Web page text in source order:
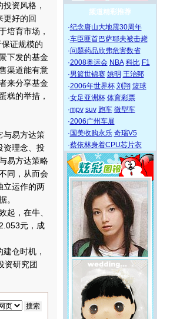
资风格，
更好的回
培育市场，
证规模的
下发的基金
渠道能有意
来分享基金
糕的举措，
易方达策
资理念、投
易方达策略
同，从而会
立运作的两
。
，在牛、
元，成
仓时机，
资研究团
频道精彩推荐
·纪念唐山大地震30周年
·车臣匪首巴萨耶夫被击毙
·问题药品欣弗危害数省
·2008奥运会 NBA 科比 F1
·男篮世锦赛 姚明 王治郅
·2006年世界杯 刘翔 篮球
·女足亚洲杯 体育彩票
·mpv suv 跑车 微型车
·2006广州车展
· 国美收购永乐 奇瑞V5
·蔡依林身着CPU芯片衣